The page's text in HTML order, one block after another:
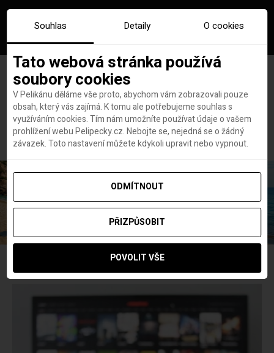
Hlavní stránka tipy na seriály
Štítek:tipy na seriály
Souhlas Detaily O cookies
Tato webová stránka používá
soubory cookies
V Pelikánu děláme vše proto, abychom vám zobrazovali pouze
obsah, který vás zajímá. K tomu ale potřebujeme souhlas s
využíváním cookies. Tím nám umožníte používat údaje o vašem
prohlížení webu Pelipecky.cz. Nebojte se, nejedná se o žádný
závazek. Toto nastavení můžete kdykoli upravit nebo vypnout.
ODMÍTNOUT
PŘIZPŮSOBIT
POVOLIT VŠE